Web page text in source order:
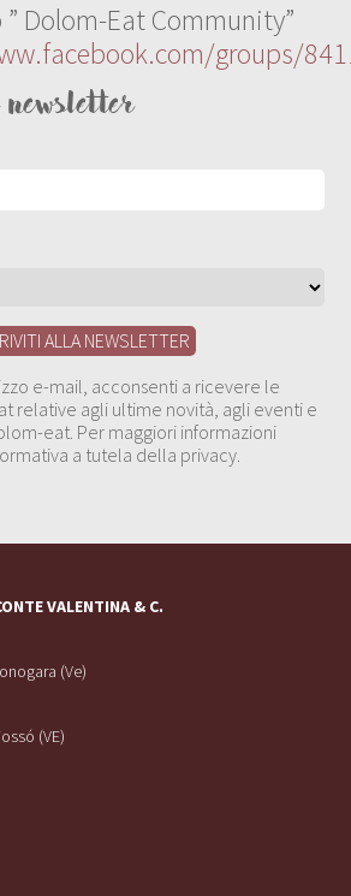
Dolom-Eat Community”
groups/
e-mail, acconsenti a ricevere le
relative agli ultime novità, agli eventi e
eat. Per maggiori informazioni
a tutela della privacy.
VALENTINA & C.
(Ve)
(VE)